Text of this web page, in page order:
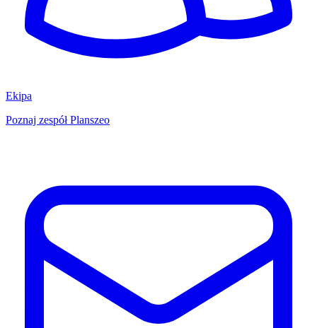
Ekipa
Poznaj zespół Planszeo